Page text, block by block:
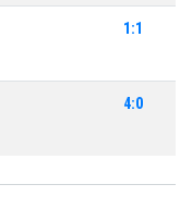
1:1
4:0